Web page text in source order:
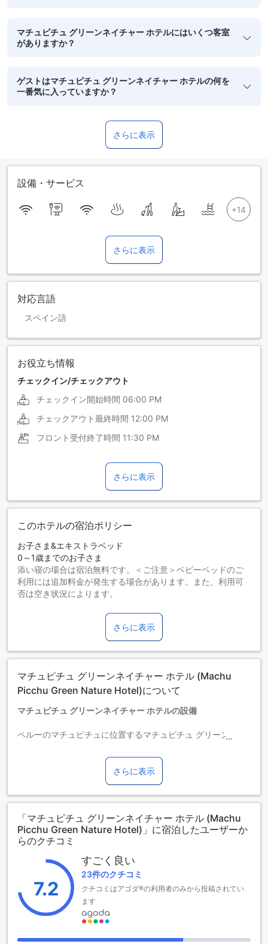
マチュピチュ グリーンネイチャー ホテルにはいくつ客室
がありますか？
ゲストはマチュピチュ グリーンネイチャー ホテルの何を
一番気に入っていますか？
さらに表示
設備・サービス
さらに表示
対応言語
スペイン語
お役立ち情報
チェックイン/チェックアウト
チェックイン開始時間 06:00 PM
チェックアウト最終時間 12:00 PM
フロント受付終了時間 11:30 PM
さらに表示
このホテルの宿泊ポリシー
お子さま&エキストラベッド
0～1歳までのお子さま
添い寝の場合は宿泊無料です。＜ご注意＞ベビーベッドのご
利用には追加料金が発生する場合があります。また、利用可
否は空き状況によります。
添い寝の場合は宿泊無料です。
6歳以上の宿泊者は大人とみなされます。
エキストラベッドの追加可否は、ルームタイプにより異なり
ます。各ルームタイプ欄の記載をお確かめください。ルーム
ていない場合は、エキストラベッドの追加はできません。
【ご注意】6部屋以上をご予約の場合は、異なるご予約条件や
さらに表示
マチュピチュ グリーンネイチャー ホテル (Machu
Picchu Green Nature Hotel)について
マチュピチュ グリーンネイチャー ホテルの設備
ペルーのマチュピチュに位置するマチュピチュ グリーンネイ
ランドリーサービス、レストラン、サロン、ツアー、バスロ
ーブ、ヘアドライヤー、テレビ、ミニバー、バルコニー/テラ
ス、衛星/ケーブルテレビ、マッサージ、ホットタブ、屋外プ
ール、公共エリアでのWi-Fi、冷蔵庫、全客室での無料Wi-Fiを
提供しています。
楽しいエンターテイメント施設でリラックスを満喫 - マチュ
ピチュ グリーンネイチャー ホテル
マチュピチュ グリーンネイチャー ホテルでは、滞在中に楽し
いエンターテイメント施設をご利用いただけます。ホテル内
にはショップ、サロン、マッサージ、温泉風呂があり、ゲス
トの皆様にリラックスと楽しみを提供します。
ショップでは、お土産や旅行必需品を手に入れることができ
ます。地元の特産品や手作りの工芸品など、個性豊かな商品
が揃っています。また、サロンでは美容やヘアケアのサービ
さらに表示
「マチュピチュ グリーンネイチャー ホテル (Machu
Picchu Green Nature Hotel)」に宿泊したユーザーか
らのクチコミ
7.2
すごく良い
23件のクチコミ
クチコミはアゴダ®の利用者のみから投稿されてい
ます